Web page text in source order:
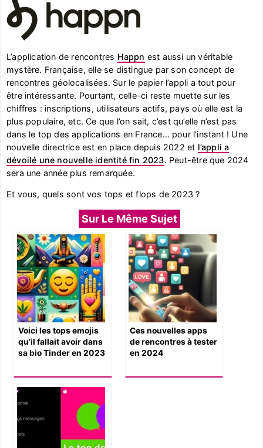
L’application de rencontres Happn est aussi un véritable
mystère. Française, elle se distingue par son concept de
rencontres géolocalisées. Sur le papier l’appli a tout pour
être intéressante. Pourtant, celle-ci reste muette sur les
chiffres : inscriptions, utilisateurs actifs, pays où elle est la
plus populaire, etc. Ce que l’on sait, c’est qu’elle n’est pas
dans le top des applications en France… pour l’instant ! Une
nouvelle directrice est en place depuis 2022 et l’appli a
dévoilé une nouvelle identité fin 2023. Peut-être que 2024
sera une année plus remarquée.
Et vous, quels sont vos tops et flops de 2023 ?
Sur Le Même Sujet
Voici les tops emojis
qu’il fallait avoir dans
sa bio Tinder en 2023
Ces nouvelles apps
de rencontres à tester
en 2024